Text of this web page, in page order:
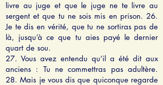
livre au juge et que le juge ne te livre au
sergent et que tu ne sois mis en prison. 26.
Je te dis en vérité, que tu ne sortiras pas de
là, jusqu’à ce que tu aies payé le dernier
quart de sou.
27. Vous avez entendu qu’il a été dit aux
anciens : Tu ne commettras pas adultère.
28. Mais je vous dis que quiconque regarde